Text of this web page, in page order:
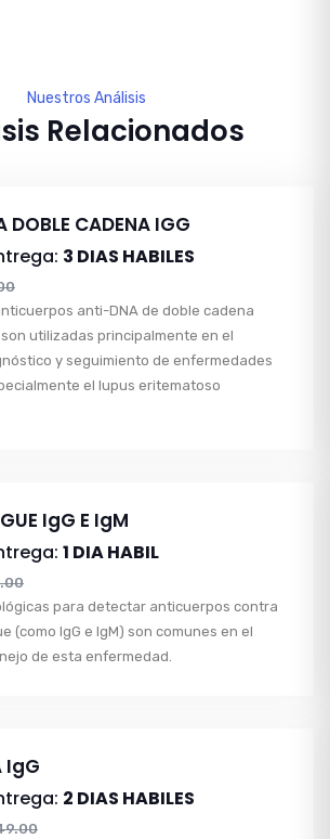
Nuestros Análisis
Relacionados
DOBLE CADENA IGG
3 DIAS HABILES
anti-DNA de doble cadena
utilizadas principalmente en el
y seguimiento de enfermedades
el lupus eritematoso
IgG E IgM
1 DIA HABIL
para detectar anticuerpos contra
(como IgG e IgM) son comunes en el
de esta enfermedad.
IgG
2 DIAS HABILES